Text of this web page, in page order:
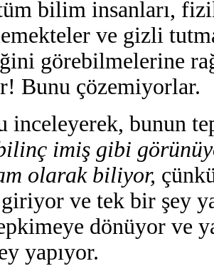
bilim insanları,
ve gizli
görebilmelerine
Bunu çözemiyorlar.
inceleyerek, bunun
imiş gibi
olarak biliyor,
ve tek bir şey
dönüyor ve
yapıyor.